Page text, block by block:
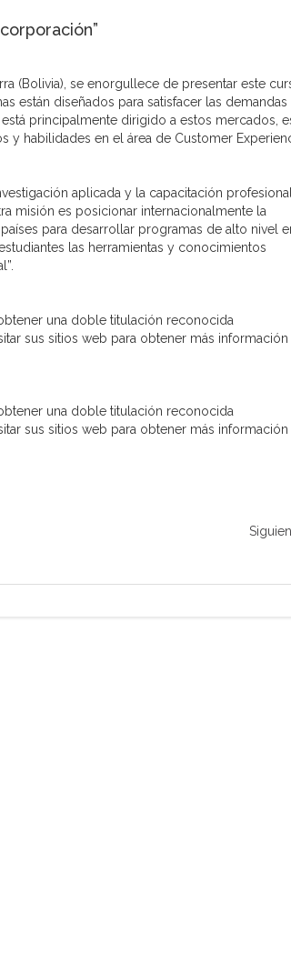
(Bolivia), se enorgullece de presentar este
están diseñados para satisfacer las demandas
principalmente dirigido a estos mercados,
habilidades en el área de Customer
aplicada y la capacitación
misión es posicionar internacionalmente la
para desarrollar programas de alto nivel
las herramientas y conocimientos
una doble titulación reconocida
sus sitios web para obtener más
una doble titulación reconocida
sus sitios web para obtener más